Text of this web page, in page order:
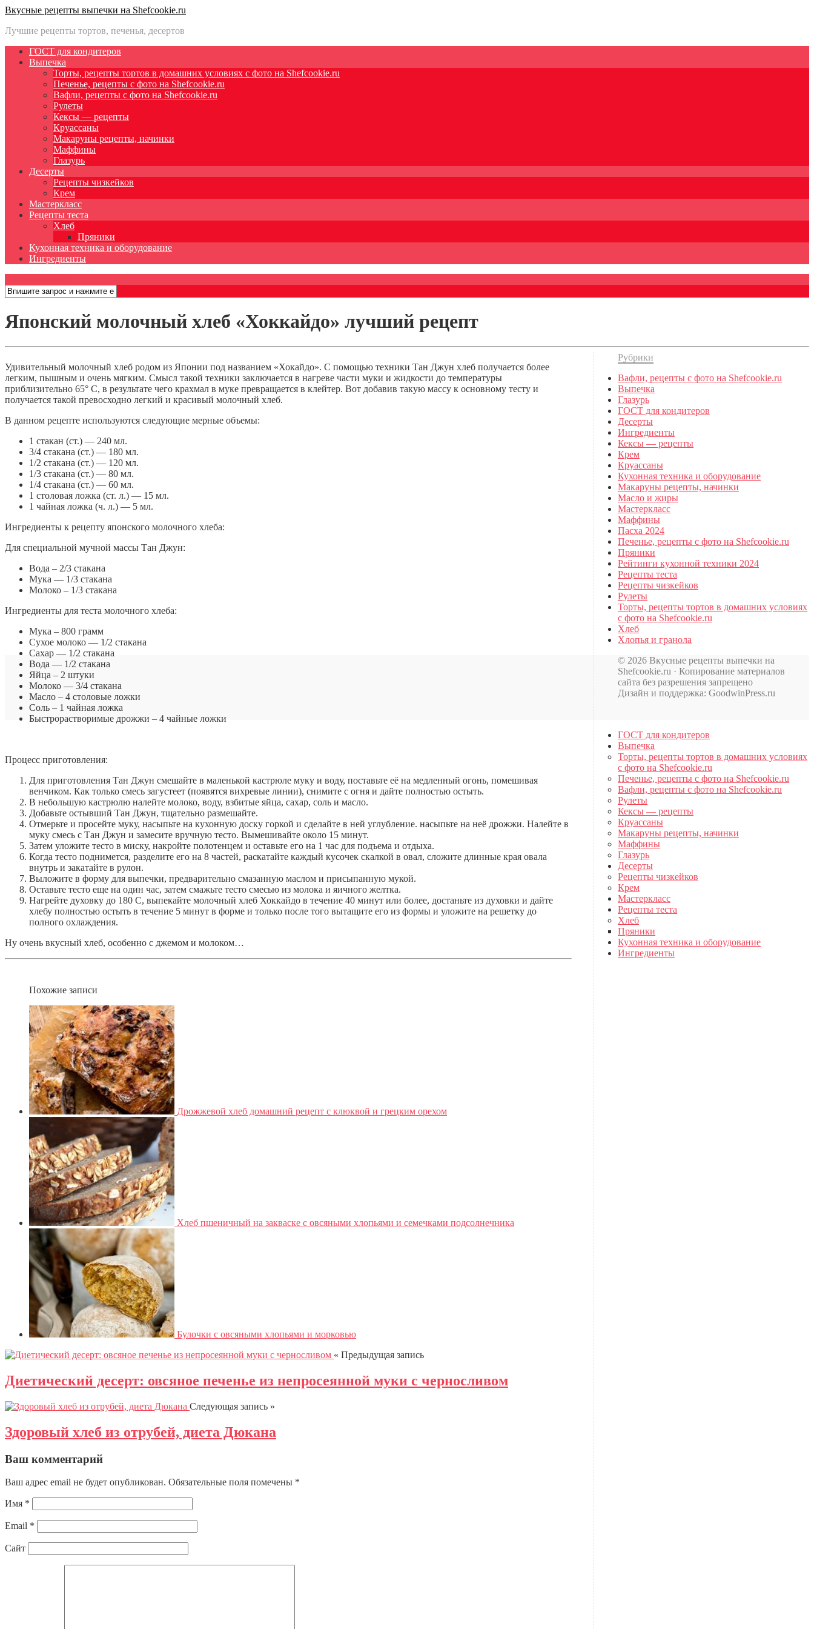
Вкусные рецепты выпечки на Shefcookie.ru
Лучшие рецепты тортов, печенья, десертов
ГОСТ для кондитеров
Выпечка
Торты, рецепты тортов в домашних условиях с фото на Shefcookie.ru
Печенье, рецепты с фото на Shefcookie.ru
Вафли, рецепты с фото на Shefcookie.ru
Рулеты
Кексы — рецепты
Круассаны
Макаруны рецепты, начинки
Маффины
Глазурь
Десерты
Рецепты чизкейков
Крем
Мастеркласс
Рецепты теста
Хлеб
Пряники
Кухонная техника и оборудование
Ингредиенты
Японский молочный хлеб «Хоккайдо» лучший рецепт
Удивительный молочный хлеб родом из Японии под названием «Хокайдо». С помощью техники Тан Джун хлеб получается более
легким, пышным и очень мягким. Смысл такой техники заключается в нагреве части муки и жидкости до температуры
приблизительно 65° С, в результате чего крахмал в муке превращается в клейтер. Вот добавив такую массу к основному тесту и
получается такой превосходно легкий и красивый молочный хлеб.
В данном рецепте используются следующие мерные объемы:
1 стакан (ст.) — 240 мл.
3/4 стакана (ст.) — 180 мл.
1/2 стакана (ст.) — 120 мл.
1/3 стакана (ст.) — 80 мл.
1/4 стакана (ст.) — 60 мл.
1 столовая ложка (ст. л.) — 15 мл.
1 чайная ложка (ч. л.) — 5 мл.
Ингредиенты к рецепту японского молочного хлеба:
Для специальной мучной массы Тан Джун:
Вода – 2/3 стакана
Мука — 1/3 стакана
Молоко – 1/3 стакана
Ингредиенты для теста молочного хлеба:
Мука – 800 грамм
Сухое молоко — 1/2 стакана
Сахар — 1/2 стакана
Вода — 1/2 стакана
Яйца – 2 штуки
Молоко — 3/4 стакана
Масло – 4 столовые ложки
Соль – 1 чайная ложка
Быстрорастворимые дрожжи – 4 чайные ложки
Процесс приготовления:
Для приготовления Тан Джун смешайте в маленькой кастрюле муку и воду, поставьте её на медленный огонь, помешивая
венчиком. Как только смесь загустеет (появятся вихревые линии), снимите с огня и дайте полностью остыть.
В небольшую кастрюлю налейте молоко, воду, взбитые яйца, сахар, соль и масло.
Добавьте остывший Тан Джун, тщательно размешайте.
Отмерьте и просейте муку, насыпьте на кухонную доску горкой и сделайте в ней углубление. насыпьте на неё дрожжи. Налейте в
муку смесь с Тан Джун и замесите вручную тесто. Вымешивайте около 15 минут.
Затем уложите тесто в миску, накройте полотенцем и оставьте его на 1 час для подъема и отдыха.
Когда тесто поднимется, разделите его на 8 частей, раскатайте каждый кусочек скалкой в овал, сложите длинные края овала
внутрь и закатайте в рулон.
Выложите в форму для выпечки, предварительно смазанную маслом и присыпанную мукой.
Оставьте тесто еще на один час, затем смажьте тесто смесью из молока и яичного желтка.
Нагрейте духовку до 180 С, выпекайте молочный хлеб Хоккайдо в течение 40 минут или более, достаньте из духовки и дайте
хлебу полностью остыть в течение 5 минут в форме и только после того вытащите его из формы и уложите на решетку до
полного охлаждения.
Ну очень вкусный хлеб, особенно с джемом и молоком…
Похожие записи
Дрожжевой хлеб домашний рецепт с клюквой и грецким орехом
Хлеб пшеничный на закваске с овсяными хлопьями и семечками подсолнечника
Булочки с овсяными хлопьями и морковью
« Предыдущая запись
Диетический десерт: овсяное печенье из непросеянной муки с черносливом
Следующая запись »
Здоровый хлеб из отрубей, диета Дюкана
Ваш комментарий
Ваш адрес email не будет опубликован. Обязательные поля помечены *
Имя *
Email *
Сайт
Рубрики
Вафли, рецепты с фото на Shefcookie.ru
Выпечка
Глазурь
ГОСТ для кондитеров
Десерты
Ингредиенты
Кексы — рецепты
Крем
Круассаны
Кухонная техника и оборудование
Макаруны рецепты, начинки
Масло и жиры
Мастеркласс
Маффины
Пасха 2024
Печенье, рецепты с фото на Shefcookie.ru
Пряники
Рейтинги кухонной техники 2024
Рецепты теста
Рецепты чизкейков
Рулеты
Торты, рецепты тортов в домашних условиях
с фото на Shefcookie.ru
Хлеб
Хлопья и гранола
© 2026 Вкусные рецепты выпечки на
Shefcookie.ru · Копирование материалов
сайта без разрешения запрещено
Дизайн и поддержка: GoodwinPress.ru
ГОСТ для кондитеров
Выпечка
Торты, рецепты тортов в домашних условиях
с фото на Shefcookie.ru
Печенье, рецепты с фото на Shefcookie.ru
Вафли, рецепты с фото на Shefcookie.ru
Рулеты
Кексы — рецепты
Круассаны
Макаруны рецепты, начинки
Маффины
Глазурь
Десерты
Рецепты чизкейков
Крем
Мастеркласс
Рецепты теста
Хлеб
Пряники
Кухонная техника и оборудование
Ингредиенты